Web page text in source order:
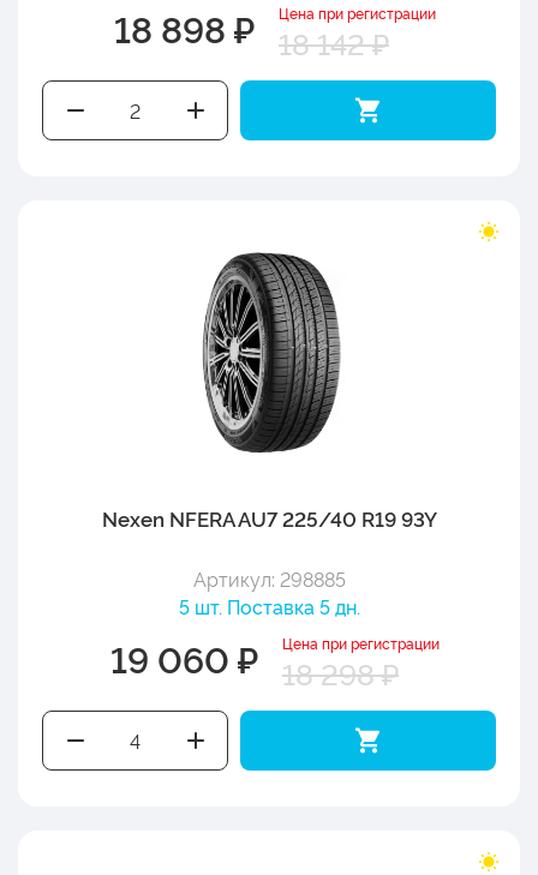
18 898 ₽ Цена при регистрации
18 142 ₽
Nexen NFERA AU7 225/40 R19 93Y
Артикул: 298885
5 шт. Поставка 5 дн.
19 060 ₽ Цена при регистрации
18 298 ₽